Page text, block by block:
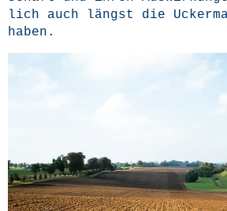
lich auch längst die
haben.